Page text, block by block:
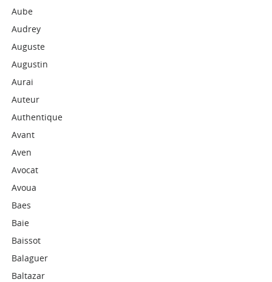
Aube
Audrey
Auguste
Augustin
Aurai
Auteur
Authentique
Avant
Aven
Avocat
Avoua
Baes
Baie
Baissot
Balaguer
Baltazar